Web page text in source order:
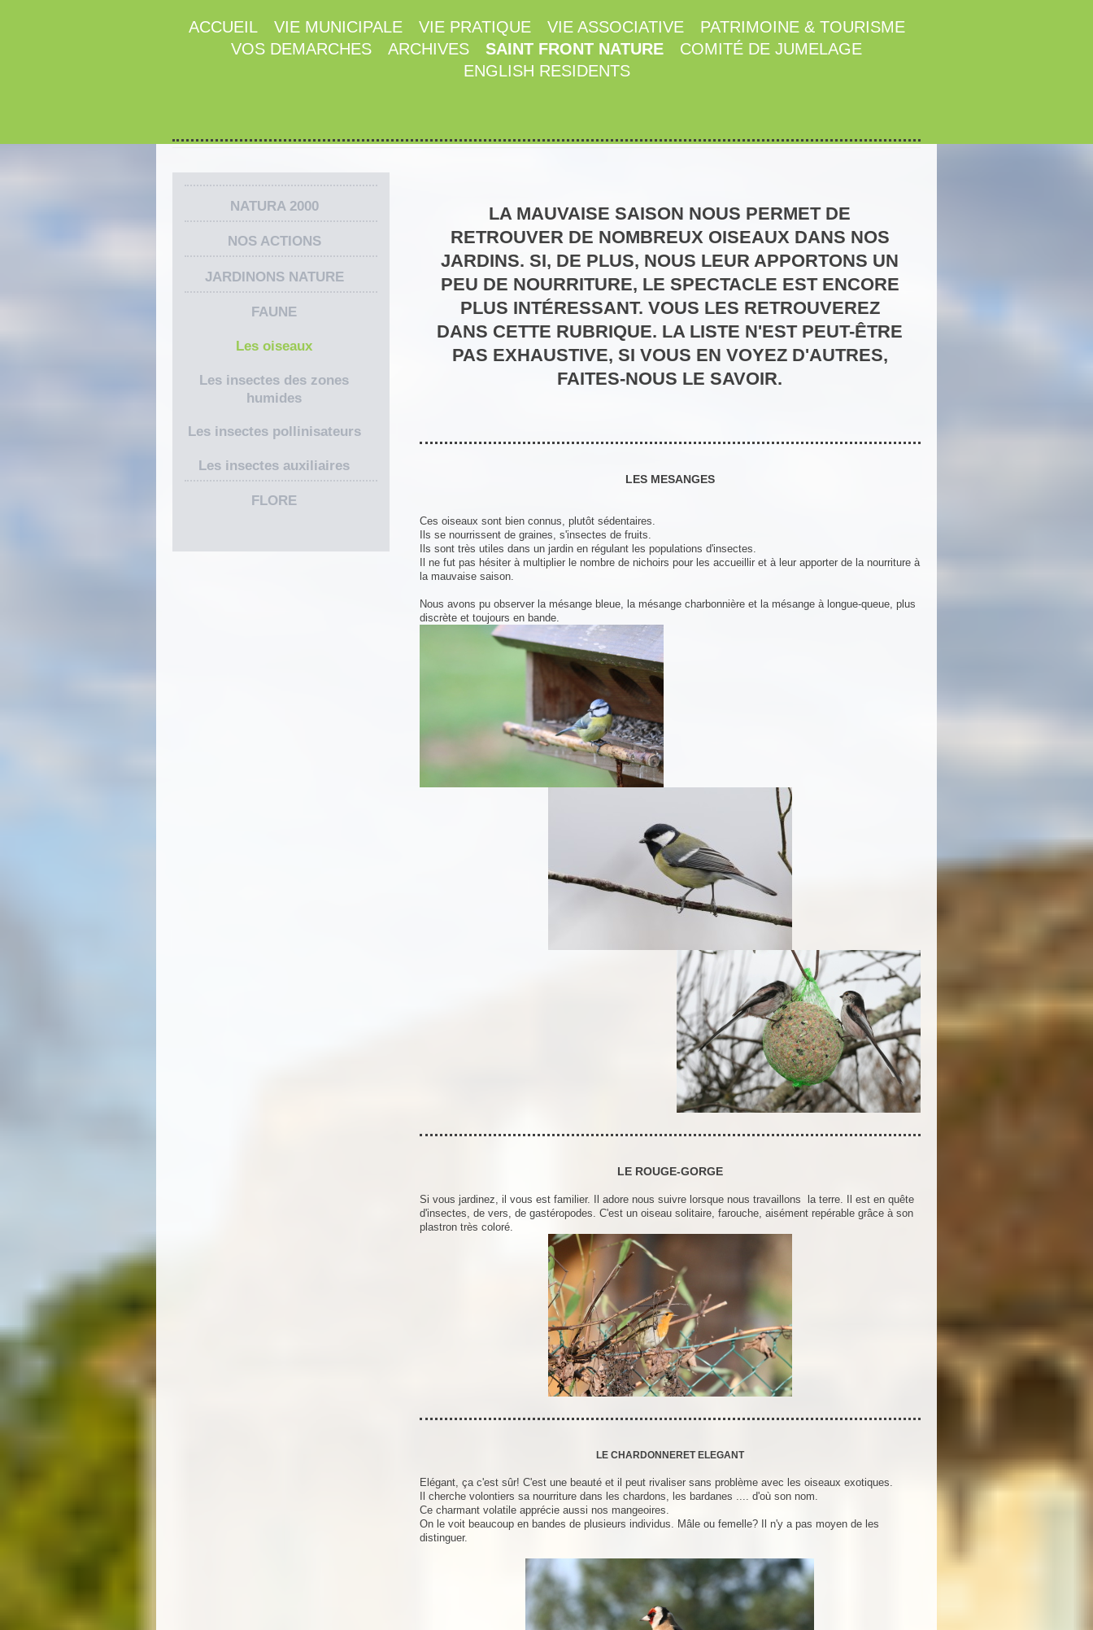
ACCUEIL VIE MUNICIPALE VIE PRATIQUE VIE ASSOCIATIVE
PATRIMOINE & TOURISME
VOS DEMARCHES
ARCHIVES SAINT FRONT NATURE
COMITÉ DE JUMELAGE
ENGLISH RESIDENTS
LA MAUVAISE SAISON NOUS PERMET DE
RETROUVER DE NOMBREUX OISEAUX DANS NOS
JARDINS. SI, DE PLUS, NOUS LEUR APPORTONS UN
PEU DE NOURRITURE, LE SPECTACLE EST ENCORE
PLUS INTÉRESSANT. VOUS LES RETROUVEREZ
DANS CETTE RUBRIQUE. LA LISTE N'EST PEUT-ÊTRE
PAS EXHAUSTIVE, SI VOUS EN VOYEZ D'AUTRES,
FAITES-NOUS LE SAVOIR.
LES MESANGES
Ces oiseaux sont bien connus, plutôt sédentaires.
Ils se nourrissent de graines, s'insectes de fruits.
Ils sont très utiles dans un jardin en régulant les populations d'insectes.
Il ne fut pas hésiter à multiplier le nombre de nichoirs pour les accueillir et à leur apporter de la nourriture à
la mauvaise saison.
Nous avons pu observer la mésange bleue, la mésange charbonnière et la mésange à longue-queue, plus
discrète et toujours en bande.
LE ROUGE-GORGE
Si vous jardinez, il vous est familier. Il adore nous suivre lorsque nous travaillons la terre. Il est en quête
d'insectes, de vers, de gastéropodes. C'est un oiseau solitaire, farouche, aisément repérable grâce à son
plastron très coloré.
LE CHARDONNERET ELEGANT
Elégant, ça c'est sûr! C'est une beauté et il peut rivaliser sans problème avec les oiseaux exotiques.
Il cherche volontiers sa nourriture dans les chardons, les bardanes .... d'où son nom.
Ce charmant volatile apprécie aussi nos mangeoires.
On le voit beaucoup en bandes de plusieurs individus. Mâle ou femelle? Il n'y a pas moyen de les
distinguer.
NATURA 2000
NOS ACTIONS
JARDINONS NATURE
FAUNE
Les oiseaux
Les insectes des zones
humides
Les insectes pollinisateurs
Les insectes auxiliaires
FLORE